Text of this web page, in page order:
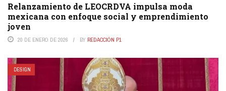
Relanzamiento de LEOCRDVA impulsa moda
mexicana con enfoque social y emprendimiento
joven
20 DE ENERO DE 2026 BY REDACCIÓN P1
DESIGN